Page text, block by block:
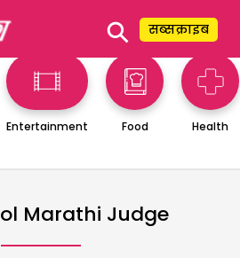
⚲ सब्सक्राइब
Entertainment Food Health
Marathi Judge